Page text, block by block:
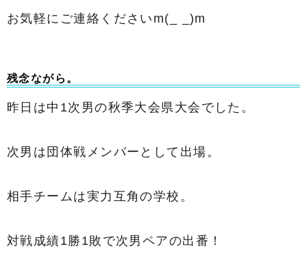
お気軽にご連絡くださいm(_ _)m
残念ながら。
昨日は中1次男の秋季大会県大会でした。
次男は団体戦メンバーとして出場。
相手チームは実力互角の学校。
対戦成績1勝1敗で次男ペアの出番！